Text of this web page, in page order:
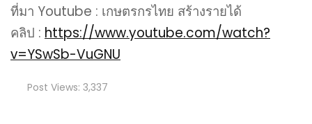
ที่มา Youtube : เกษตรกรไทย สร้างรายได้
คลิป : https://www.youtube.com/watch?
v=YSwSb-VuGNU
Post Views: 3,337